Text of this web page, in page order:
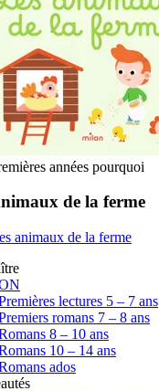
années pourquoi
de la ferme
animaux de la ferme
lectures 5 – 7 ans
romans 7 – 8 ans
8 – 10 ans
10 – 14 ans
ados